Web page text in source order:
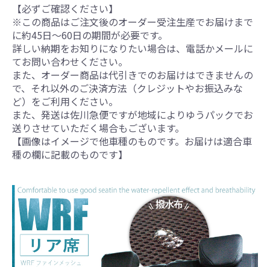
【必ずご確認ください】
※この商品はご注文後のオーダー受注生産でお届けまで
に約45日～60日の期間が必要です。
詳しい納期をお知りになりたい場合は、電話かメールに
てお問い合わせください。
また、オーダー商品は代引きでのお届けはできませんの
で、それ以外のご決済方法（クレジットやお振込みな
ど）をご利用ください。
また、発送は佐川急便ですが地域によりゆうパックでお
送りさせていただく場合もございます。
【画像はイメージで他車種のものです。お届けは適合車
種の欄に記載のものです】